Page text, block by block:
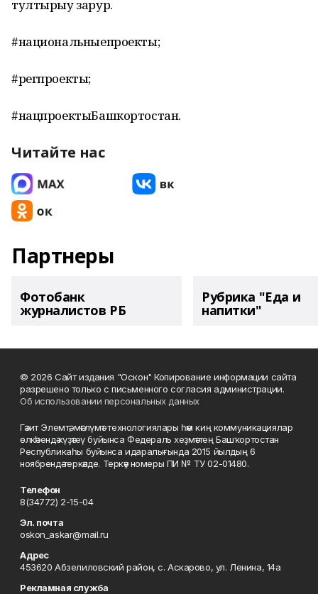
тултырыу зарур.
#национальныепроекты;
#регпроекты;
#нацпроектыБашкортостан.
Читайте нас
Партнеры
Фотобанк
журналистов РБ
Рубрика "Еда и
напитки"
© 2026 Сайт издания "Оскон" Копирование информации сайта
разрешено только с письменного согласия администрации.
Об использовании персональных данных
Гәзит Элемтә, мәғлүмәт технологиялары һәм киң коммуникациялар
өлкәһендә күҙәтеү буйынса Федераль хеҙмәттең Башҡортостан
Республикаһы буйынса идаралығында 2015 йылдың 6
ноябрендә теркәлде. Теркәү номеры ПИ № ТУ 02-01480.
Телефон
8(34772) 2-15-04
Эл. почта
oskon_askar@mail.ru
Адрес
453620 Абзелиловский район, с. Аскарово, ул. Ленина, 14а
Рекламная служба